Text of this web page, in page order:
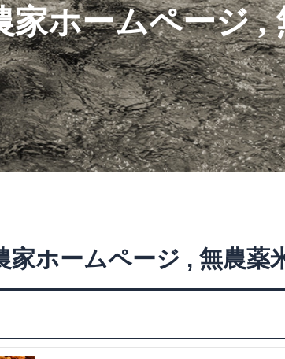
家ホームページ,
家ホームページ , 無農薬